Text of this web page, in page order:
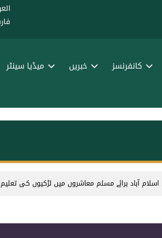
کانفرنسز خبریں میڈیا سینٹر
اسلام آباد برائے مسلم معاشروں میں لڑکیوں کی تعلیم